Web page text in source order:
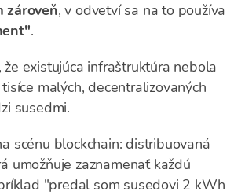
zároveň, v odvetví sa na to používa
.
že existujúca infraštruktúra nebola
malých, decentralizovaných
susedmi.
scénu blockchain: distribuovaná
umožňuje zaznamenať každú
"predal som susedovi 2 kWh